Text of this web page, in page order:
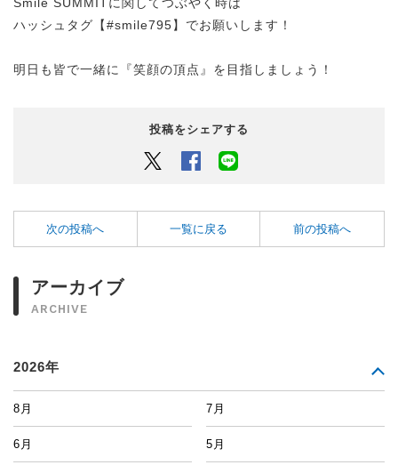
Smile SUMMITに関してつぶやく時は
ハッシュタグ【#smile795】でお願いします！
明日も皆で一緒に『笑顔の頂点』を目指しましょう！
投稿をシェアする
Twitter Facebook
次の投稿へ 一覧に戻る 前の投稿へ
アーカイブ
ARCHIVE
2026年
8月 7月
6月 5月